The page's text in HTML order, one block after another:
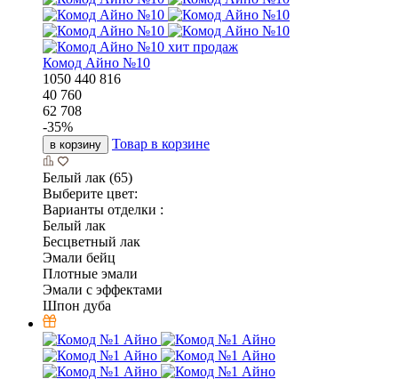
хит продаж
Комод Айно №10
1050 440 816
40 760
62 708
-35%
в корзину Товар в корзине
Белый лак (65)
Выберите цвет:
Варианты отделки :
Белый лак
Бесцветный лак
Эмали бейц
Плотные эмали
Эмали с эффектами
Шпон дуба